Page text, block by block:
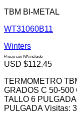
TBM BI-METAL
WT31060B11
Winters
Precio con IVA incluido
USD $112.45
TERMOMETRO
GRADOS C 50-500
TALLO 6
PULGADA Visitas: